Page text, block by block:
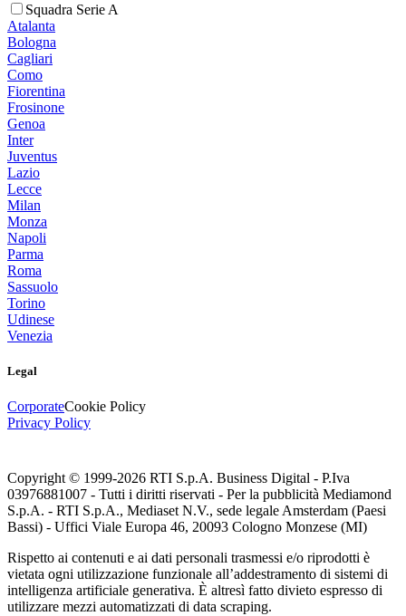
Squadra Serie A
Atalanta
Bologna
Cagliari
Como
Fiorentina
Frosinone
Genoa
Inter
Juventus
Lazio
Lecce
Milan
Monza
Napoli
Parma
Roma
Sassuolo
Torino
Udinese
Venezia
Legal
CorporateCookie Policy
Privacy Policy
Copyright © 1999-2026 RTI S.p.A. Business Digital - P.Iva
03976881007 - Tutti i diritti riservati - Per la pubblicità Mediamond
S.p.A. - RTI S.p.A., Mediaset N.V., sede legale Amsterdam (Paesi
Bassi) - Uffici Viale Europa 46, 20093 Cologno Monzese (MI)
Rispetto ai contenuti e ai dati personali trasmessi e/o riprodotti è
vietata ogni utilizzazione funzionale all’addestramento di sistemi di
intelligenza artificiale generativa. È altresì fatto divieto espresso di
utilizzare mezzi automatizzati di data scraping.